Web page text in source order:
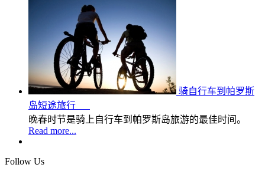
骑自行车到帕罗斯
岛短途旅行
晚春时节是骑上自行车到帕罗斯岛旅游的最佳时间。
Read more...
Follow Us